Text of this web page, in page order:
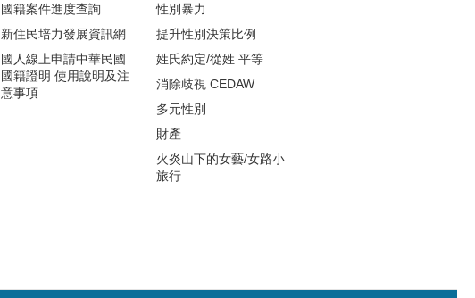
國籍案件進度查詢
新住民培力發展資訊網
國人線上申請中華民國
國籍證明 使用說明及注
意事項
性別暴力
提升性別決策比例
姓氏約定/從姓 平等
消除歧視 CEDAW
多元性別
財產
火炎山下的女藝/女路小
旅行